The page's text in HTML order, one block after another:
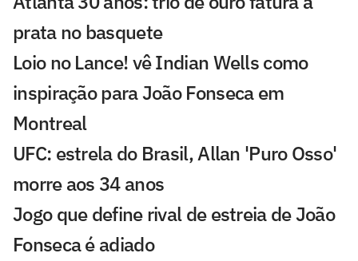
prata no basquete
Loio no Lance! vê Indian Wells como
inspiração para João Fonseca em
Montreal
UFC: estrela do Brasil, Allan 'Puro Osso'
morre aos 34 anos
Jogo que define rival de estreia de João
Fonseca é adiado